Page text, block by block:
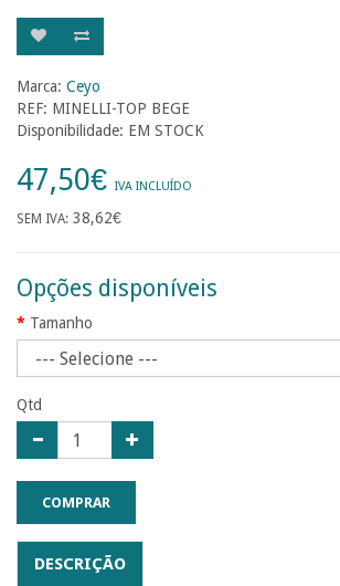
Marca: Ceyo
REF: MINELLI-TOP BEGE
Disponibilidade: EM STOCK
47,50€ IVA INCLUÍDO
SEM IVA: 38,62€
Opções disponíveis
Tamanho
Qtd
COMPRAR
DESCRIÇÃO